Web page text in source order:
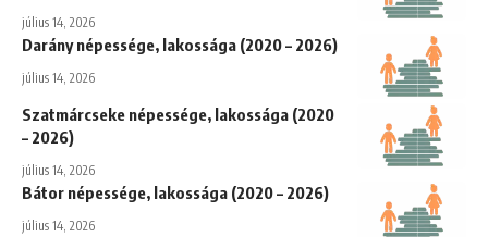
július 14, 2026
Darány népessége, lakossága (2020 – 2026)
július 14, 2026
Szatmárcseke népessége, lakossága (2020
– 2026)
július 14, 2026
Bátor népessége, lakossága (2020 – 2026)
július 14, 2026